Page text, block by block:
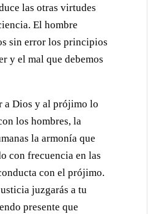
las otras virtudes
El hombre
sin error los principios
y el mal que debemos
a Dios y al prójimo lo
los hombres, la
la armonía que
con frecuencia en las
con el prójimo.
juzgarás a tu
presente que